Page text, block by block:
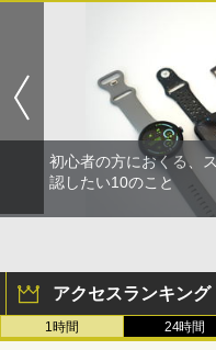
初心者の方におくる、
認したい10のこと
アクセスランキング
1時間 24時間